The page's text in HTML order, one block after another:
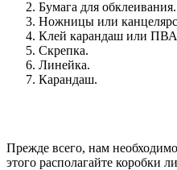
Бумага для обклеивания.
Ножницы или
Клей карандаш или
Скрепка.
Линейка.
Карандаш.
Прежде всего, нам
этого располагайте коробки